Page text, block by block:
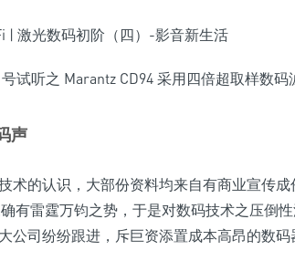
试听之 Marantz CD94 采用四倍超取样数码
声
术的认识，大部份资料均来自有商业宣传
有雷霆万钧之势，于是对数码技术之压倒
公司纷纷跟进，斥巨资添置成本高昂的数码